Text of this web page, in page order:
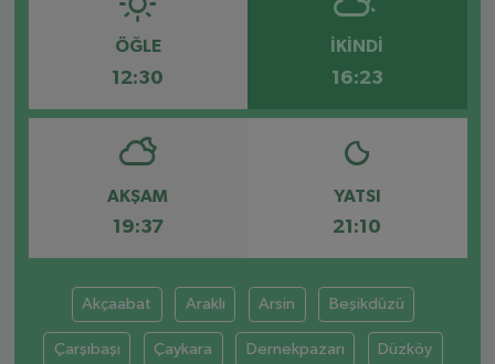
ÖĞLE
12:30
İKINDI
16:23
AKŞAM
19:37
YATSI
21:10
Akçaabat Araklı Arsin Beşikdüzü
Çarşıbaşı Çaykara Dernekpazarı Düzköy